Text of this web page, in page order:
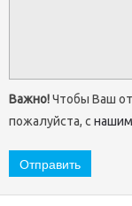
Важно!Чтобы Ваш
пожалуйста, с